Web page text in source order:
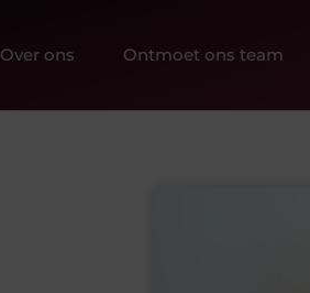
Over ons Ontmoet ons team